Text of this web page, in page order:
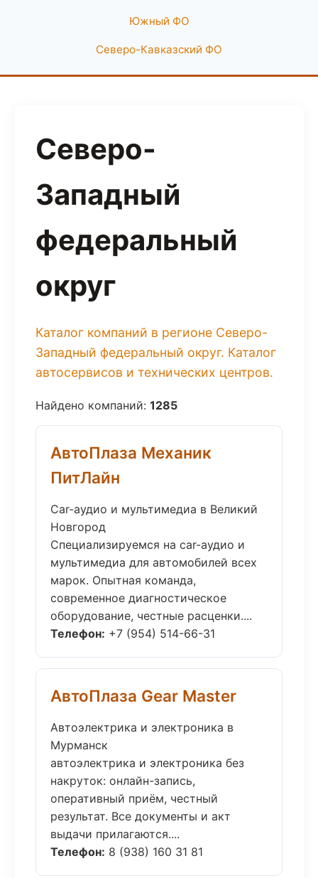
Южный ФО
Северо-Кавказский ФО
Северо-
Западный
федеральный
округ
Каталог компаний в регионе Северо-
Западный федеральный округ. Каталог
автосервисов и технических центров.
Найдено компаний: 1285
АвтоПлаза Механик
ПитЛайн
Car-аудио и мультимедиа в Великий
Новгород
Специализируемся на car-аудио и
мультимедиа для автомобилей всех
марок. Опытная команда,
современное диагностическое
оборудование, честные расценки....
Телефон: +7 (954) 514-66-31
АвтоПлаза Gear Master
Автоэлектрика и электроника в
Мурманск
автоэлектрика и электроника без
накруток: онлайн-запись,
оперативный приём, честный
результат. Все документы и акт
выдачи прилагаются....
Телефон: 8 (938) 160 31 81